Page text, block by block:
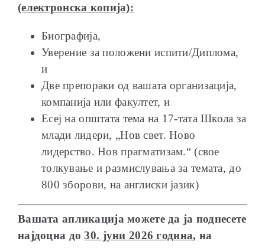
(електронска копија):
Биографија,
Уверение за положени испити/Диплома,
и
Две препораки од вашата организација,
компанија или факултет, и
Есеј на општата тема на 17-тата Школа за
млади лидери, „Нов свет. Ново
лидерство. Нов прагматизам.“ (свое
толкување и размислувања за темата, до
800 зборови, на англиски јазик)
Вашата апликација можете да ја поднесете
најдоцна до30. јуни 2026 година, на